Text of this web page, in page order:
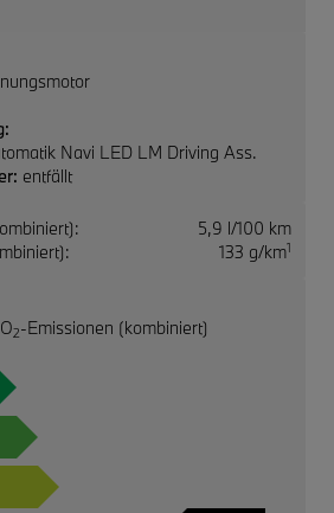
Navi LED LM Driving Ass.
entfällt
5,9 l/100 km
133 g/km1
2-Emissionen (kombiniert)